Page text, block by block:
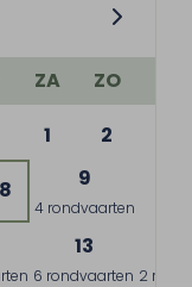
ZA
ZO
1
2
8 9
4 rondvaarten
13
6 rondvaarten 2